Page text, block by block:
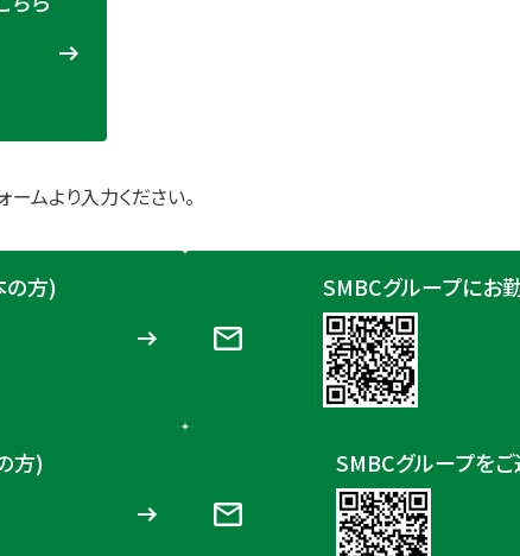
ムより入力ください。
の方) SMBCグループにお
方) SMBCグループを